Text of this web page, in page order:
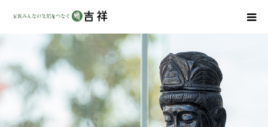
戒名彫りについて
商品ラインナップ
墓地・霊園を探す